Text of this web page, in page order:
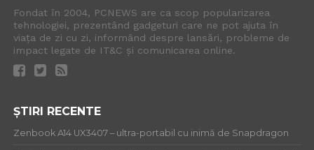
Fondat în 2004, PCNEWS are ca scop popularizarea
tehnologiei, prezentând gadgeturi care ne pot ajuta în
viața de zi cu zi, informând despre lansări, probleme de
impact legate de IT&C și comunicarea online.
ȘTIRI RECENTE
Zenbook A14 UX3407 – ultra-portabil cu inimă de Snapdragon